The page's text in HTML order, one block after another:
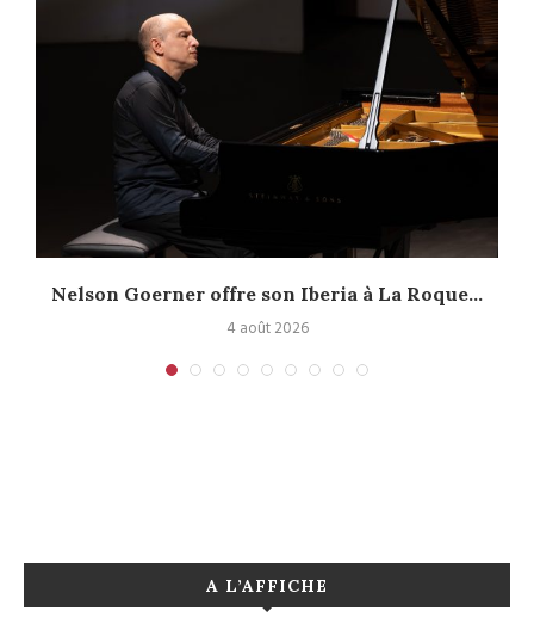
Nelson Goerner offre son Iberia à La Roque...
4 août 2026
A L’AFFICHE